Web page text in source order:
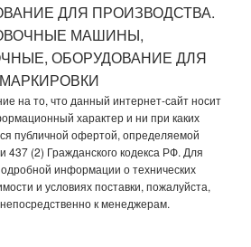
ДЛЯ ПРОИЗВОДСТВА.
МАШИНЫ,
ОБОРУДОВАНИЕ ДЛЯ
МАРКИРОВКИ
на то, что данный интернет-сайт носит
характер и ни при каких
публичной офертой, определяемой
437 (2) Гражданского кодекса РФ. Для
информации о технических
и условиях поставки, пожалуйста,
к менеджерам.